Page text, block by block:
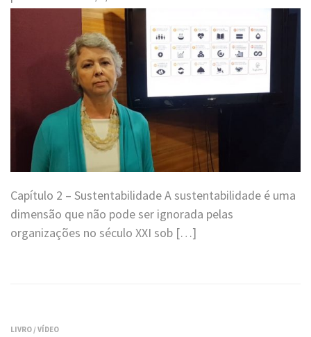
Capítulo 2 – Sustentabilidade A sustentabilidade é uma
dimensão que não pode ser ignorada pelas
organizações no século XXI sob […]
LIVRO /VÍDEO